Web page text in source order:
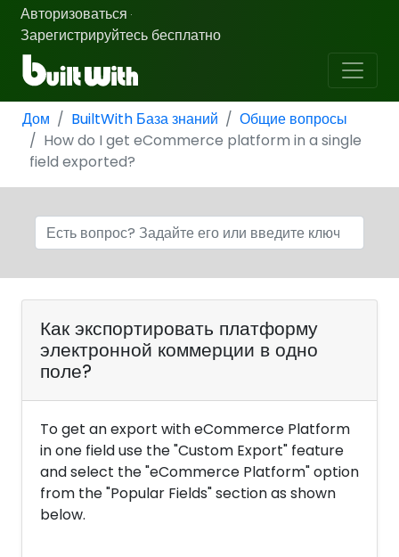
Авторизоваться ·
Зарегистрируйтесь бесплатно
Дом BuiltWith База знаний
Общие вопросы
How do I get eCommerce platform in a single
field exported?
Как экспортировать платформу
электронной коммерции в одно
поле?
To get an export with eCommerce Platform
in one field use the "Custom Export" feature
and select the "eCommerce Platform" option
from the "Popular Fields" section as shown
below.